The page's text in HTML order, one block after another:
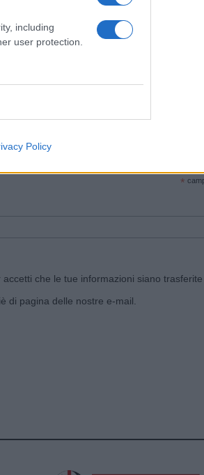
including
user protection.
Policy
|Segnala
notizie pubblicate sul sito web!
*
che le tue informazioni siano trasferite
di pagina delle nostre e-mail.